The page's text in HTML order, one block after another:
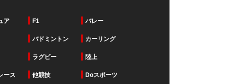
ア F1 バレー
バドミントン カーリング
ラグビー 陸上
ース 他競技 Doスポーツ